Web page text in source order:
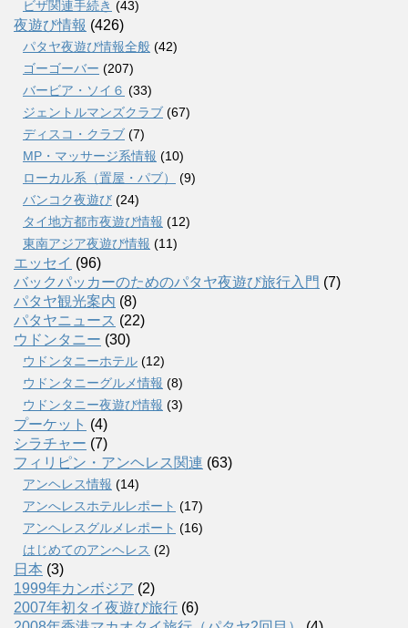
ビザ関連手続き (43)
夜遊び情報 (426)
パタヤ夜遊び情報全般 (42)
ゴーゴーバー (207)
バービア・ソイ６ (33)
ジェントルマンズクラブ (67)
ディスコ・クラブ (7)
MP・マッサージ系情報 (10)
ローカル系（置屋・パブ）
(9)
バンコク夜遊び (24)
タイ地方都市夜遊び情報 (12)
東南アジア夜遊び情報 (11)
エッセイ (96)
バックパッカーのためのパタヤ夜遊び旅行入門 (7)
パタヤ観光案内 (8)
パタヤニュース (22)
ウドンタニー (30)
ウドンタニーホテル (12)
ウドンタニーグルメ情報 (8)
ウドンタニー夜遊び情報 (3)
プーケット (4)
シラチャー (7)
フィリピン・アンヘレス関連 (63)
アンヘレス情報 (14)
アンへレスホテルレポート (17)
アンヘレスグルメレポート (16)
はじめてのアンヘレス (2)
日本 (3)
1999年カンボジア (2)
2007年初タイ夜遊び旅行 (6)